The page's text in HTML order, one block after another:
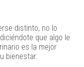
distinto, no lo
que algo le
es la mejor
bienestar.